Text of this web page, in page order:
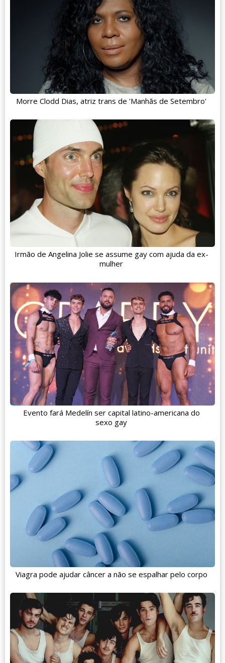
Morre Clodd Dias, atriz trans de 'Manhãs de Setembro'
Irmão de Angelina Jolie se assume gay com ajuda da ex-
mulher
Evento fará Medelín ser capital latino-americana do
sexo gay
Viagra pode ajudar câncer a não se espalhar pelo corpo